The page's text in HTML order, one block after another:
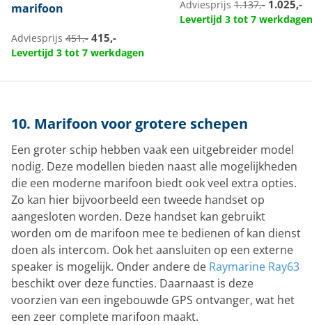
marifoon
Adviesprijs 451,- 415,-
Levertijd 3 tot 7 werkdagen
Adviesprijs 1.137,- 1.025,-
Levertijd 3 tot 7 werkdagen
10. Marifoon voor grotere schepen
Een groter schip hebben vaak een uitgebreider model
nodig. Deze modellen bieden naast alle mogelijkheden
die een moderne marifoon biedt ook veel extra opties.
Zo kan hier bijvoorbeeld een tweede handset op
aangesloten worden. Deze handset kan gebruikt
worden om de marifoon mee te bedienen of kan dienst
doen als intercom. Ook het aansluiten op een externe
speaker is mogelijk. Onder andere de Raymarine Ray63
beschikt over deze functies. Daarnaast is deze
voorzien van een ingebouwde GPS ontvanger, wat het
een zeer complete marifoon maakt.